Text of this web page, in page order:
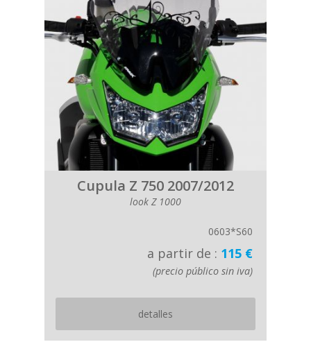
Cupula Z 750 2007/2012
look Z 1000
0603*S60
a partir de : 115 €
(precio público sin iva)
detalles